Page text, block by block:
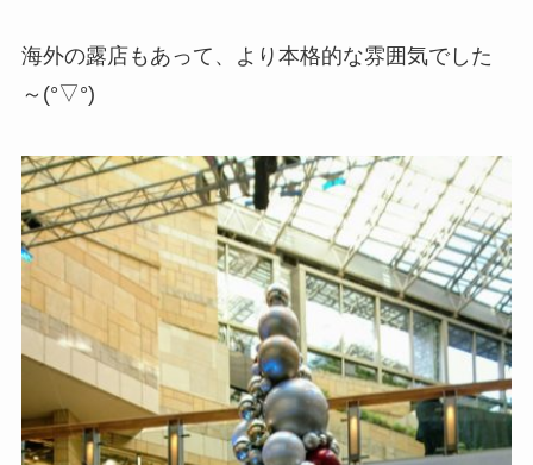
海外の露店もあって、より本格的な雰囲気でした
～(°▽°)